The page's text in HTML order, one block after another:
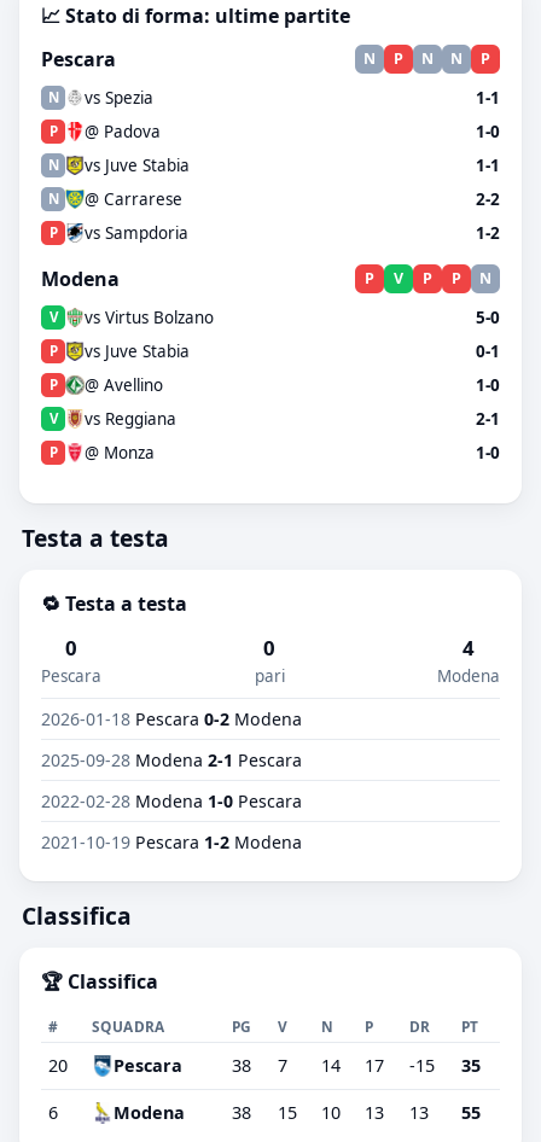
📈 Stato di forma: ultime partite
Pescara
N P N N P
N vs Spezia 1-1
P @ Padova 1-0
N vs Juve Stabia 1-1
N @ Carrarese 2-2
P vs Sampdoria 1-2
Modena P V P P N
V vs Virtus Bolzano 5-0
P vs Juve Stabia 0-1
P @ Avellino 1-0
V vs Reggiana 2-1
P @ Monza 1-0
Testa a testa
🔁 Testa a testa
0
Pescara
0
pari
4
Modena
2026-01-18 Pescara 0-2 Modena
2025-09-28 Modena 2-1 Pescara
2022-02-28 Modena 1-0 Pescara
2021-10-19 Pescara 1-2 Modena
Classifica
🏆 Classifica
# SQUADRA PG V N P DR PT
20 Pescara 38 7 14 17 -15 35
6 Modena 38 15 10 13 13 55